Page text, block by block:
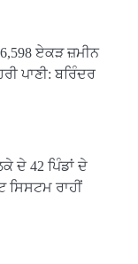
ਏਕੜ ਜ਼ਮੀਨ
ਪਾਣੀ: ਬਰਿੰਦਰ
ਦੇ 42 ਪਿੰਡਾਂ ਦੇ
ਸਿਸਟਮ ਰਾਹੀਂ